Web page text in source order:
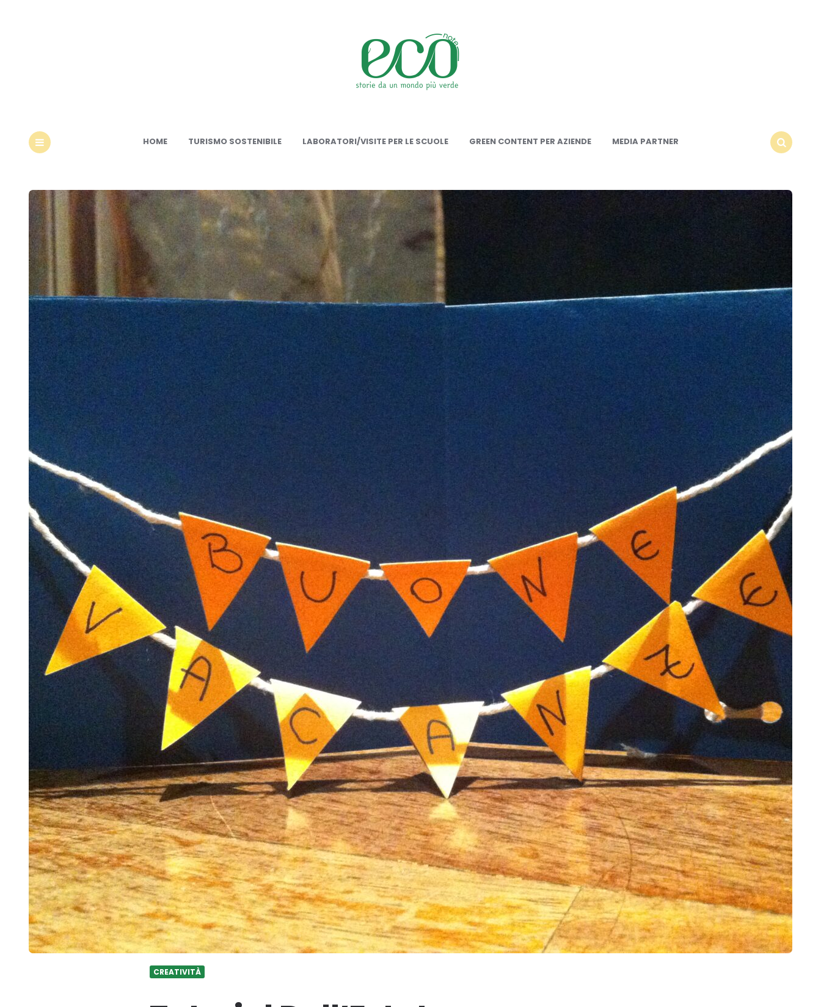
HOME TURISMO SOSTENIBILE LABORATORI/VISITE PER LE SCUOLE GREEN CONTENT PER AZIENDE
MEDIA PARTNER
CREATIVITÀ